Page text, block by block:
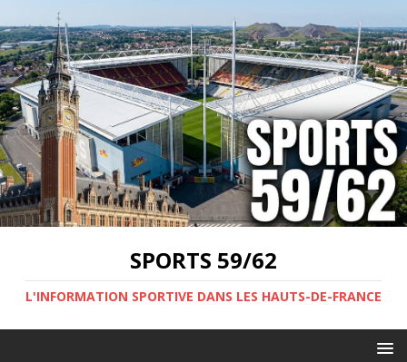
SPORTS 59/62
L'INFORMATION SPORTIVE DANS LES HAUTS-DE-FRANCE